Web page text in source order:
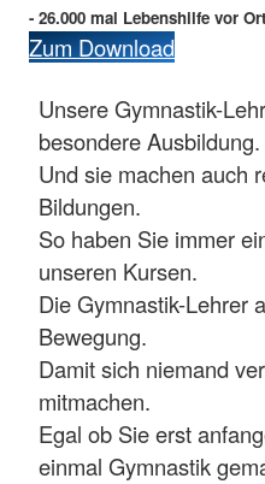
- 26.000 mal Lebenshilfe vor
Zum Download
Unsere Gymnastik-
besondere Ausbildung.
Und sie machen auch
Bildungen.
So haben Sie immer
unseren Kursen.
Die Gymnastik-Lehrer
Bewegung.
Damit sich niemand
mitmachen.
Egal ob Sie erst
einmal Gymnastik